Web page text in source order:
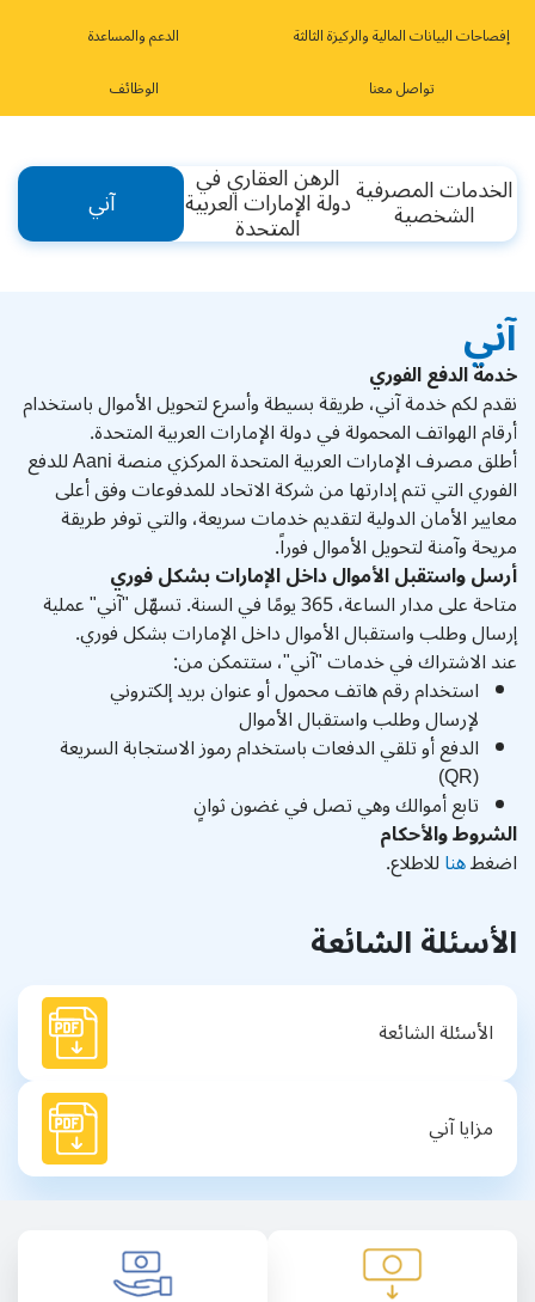
إفصاحات البيانات المالية والركيزة الثالثة
الدعم والمساعدة
تواصل معنا
الوظائف
الخدمات المصرفية
الشخصية
الرهن العقاري في
دولة الإمارات العربية
المتحدة
آني
آني
خدمة الدفع الفوري
نقدم لكم خدمة آني، طريقة بسيطة وأسرع لتحويل الأموال باستخدام
أرقام الهواتف المحمولة في دولة الإمارات العربية المتحدة.
أطلق مصرف الإمارات العربية المتحدة المركزي منصة Aani للدفع
الفوري التي تتم إدارتها من شركة الاتحاد للمدفوعات وفق أعلى
معايير الأمان الدولية لتقديم خدمات سريعة، والتي توفر طريقة
مريحة وآمنة لتحويل الأموال فوراً.
أرسل واستقبل الأموال داخل الإمارات بشكل فوري
متاحة على مدار الساعة، 365 يومًا في السنة. تسهّل "آني" عملية
إرسال وطلب واستقبال الأموال داخل الإمارات بشكل فوري.
عند الاشتراك في خدمات "آني"، ستتمكن من:
استخدام رقم هاتف محمول أو عنوان بريد إلكتروني
لإرسال وطلب واستقبال الأموال
الدفع أو تلقي الدفعات باستخدام رموز الاستجابة السريعة
(QR)
تابع أموالك وهي تصل في غضون ثوانٍ
الشروط والأحكام
اضغطهناللاطلاع.
الأسئلة الشائعة
الأسئلة الشائعة
مزايا آني